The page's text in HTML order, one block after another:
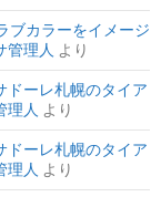
ブカラーをイメージ
管理人 より
ドーレ札幌のタイア
理人 より
ドーレ札幌のタイア
理人 より